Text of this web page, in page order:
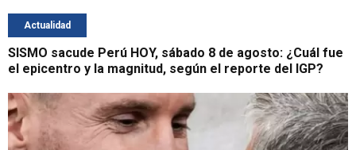
Actualidad
SISMO sacude Perú HOY, sábado 8 de agosto: ¿Cuál fue
el epicentro y la magnitud, según el reporte del IGP?